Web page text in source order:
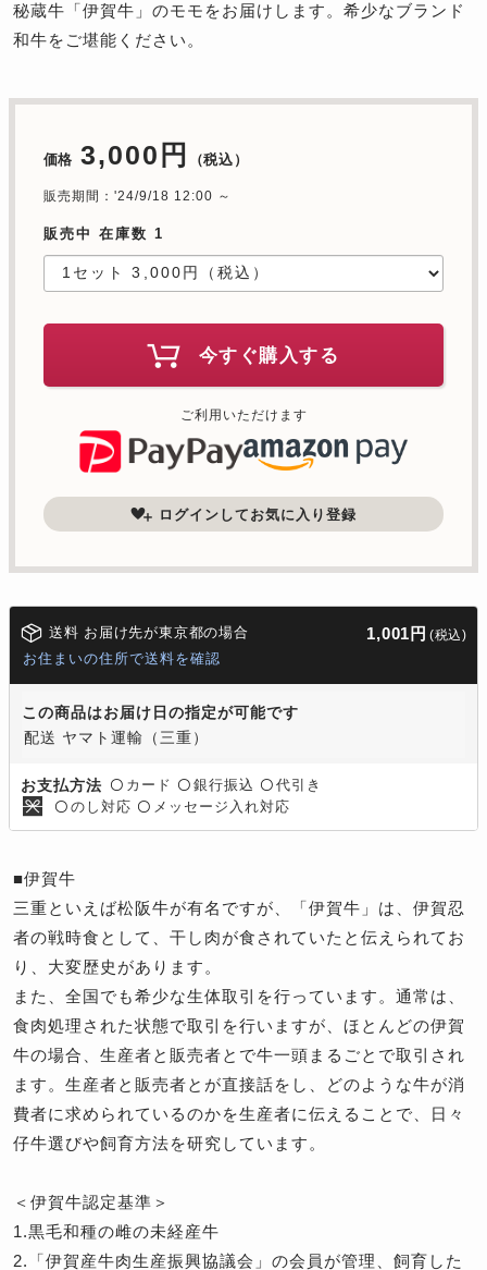
秘蔵牛「伊賀牛」のモモをお届けします。希少なブランド
和牛をご堪能ください。
価格 3,000円 （税込）
販売期間：'24/9/18 12:00 ～
販売中 在庫数 1
今すぐ購入する
ご利用いただけます
ログインしてお気に入り登録
送料 お届け先が東京都の場合 1,001円 (税込)
お住まいの住所で送料を確認
この商品はお届け日の指定が可能です
配送 ヤマト運輸（三重）
お支払方法 〇 カード 〇 銀行振込 〇 代引き
〇 のし対応 〇 メッセージ入れ対応
■伊賀牛
三重といえば松阪牛が有名ですが、「伊賀牛」は、伊賀忍
者の戦時食として、干し肉が食されていたと伝えられてお
り、大変歴史があります。
また、全国でも希少な生体取引を行っています。通常は、
食肉処理された状態で取引を行いますが、ほとんどの伊賀
牛の場合、生産者と販売者とで牛一頭まるごとで取引され
ます。生産者と販売者とが直接話をし、どのような牛が消
費者に求められているのかを生産者に伝えることで、日々
仔牛選びや飼育方法を研究しています。
＜伊賀牛認定基準＞
1.黒毛和種の雌の未経産牛
2.「伊賀産牛肉生産振興協議会」の会員が管理、飼育した